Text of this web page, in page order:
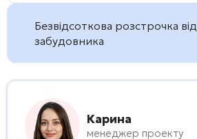
Безвідсоткова розстрочка від
забудовника
Карина
менеджер проекту